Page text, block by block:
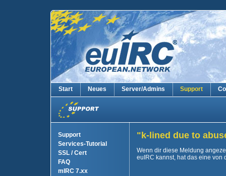
Start Neues Server/Admins Support
Support
Services-Tutorial
SSL / Cert
FAQ
mIRC 7.xx
"k-lined due to
Wenn dir diese Meldung
euIRC kannst, hat das eine von